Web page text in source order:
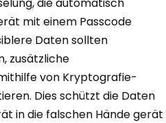
mit einem Passcode
Daten sollten
zusätzliche
von Kryptografie-
Dies schützt die Daten
in die falschen Hände gerät